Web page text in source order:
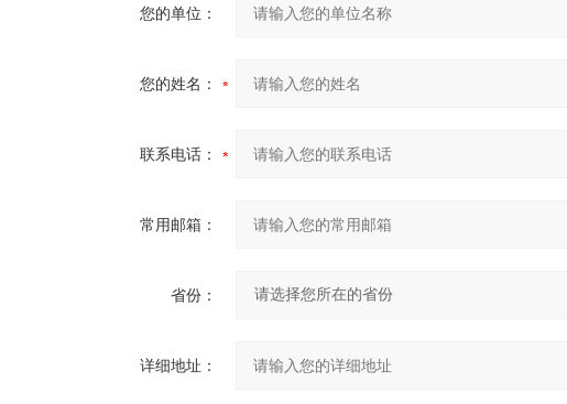
您的单位：
您的姓名：
联系电话：
常用邮箱：
省份：
详细地址：